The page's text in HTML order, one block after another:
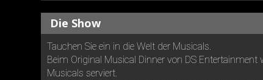
Die Show
Tauchen Sie ein in die Welt der Musicals.
Beim Original Musical Dinner von DS
Musicals serviert.